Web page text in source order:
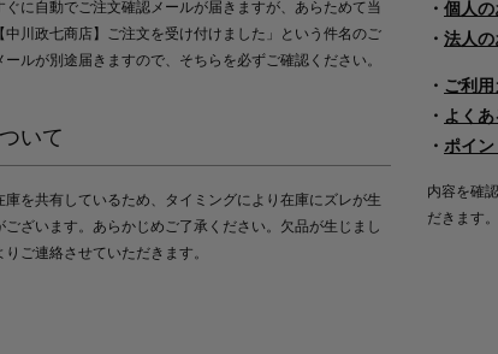
ぐに自動でご注文確認メールが届きますが、あらためて当
中川政七商店】ご注文を受け付けました」という件名のご
ールが別途届きますので、そちらを必ずご確認ください。
いて
庫を共有しているため、タイミングにより在庫にズレが生
ございます。あらかじめご了承ください。欠品が生じまし
りご連絡させていただきます。
・ 個人の
・ 法人の
・ ご利
・ よく
・ ポイ
内容を確
だきます。